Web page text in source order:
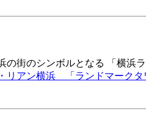
街のシンボルとなる 「横
リアン横浜 「ランドマークタ